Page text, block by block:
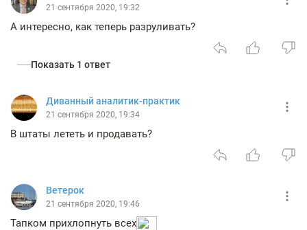
21 сентября 2020, 19:32
А интересно, как теперь разруливать?
Показать 1 ответ
Диванный аналитик-практик
21 сентября 2020, 19:34
В штаты лететь и продавать?
Ветерок
21 сентября 2020, 19:46
Тапком прихлопнуть всех